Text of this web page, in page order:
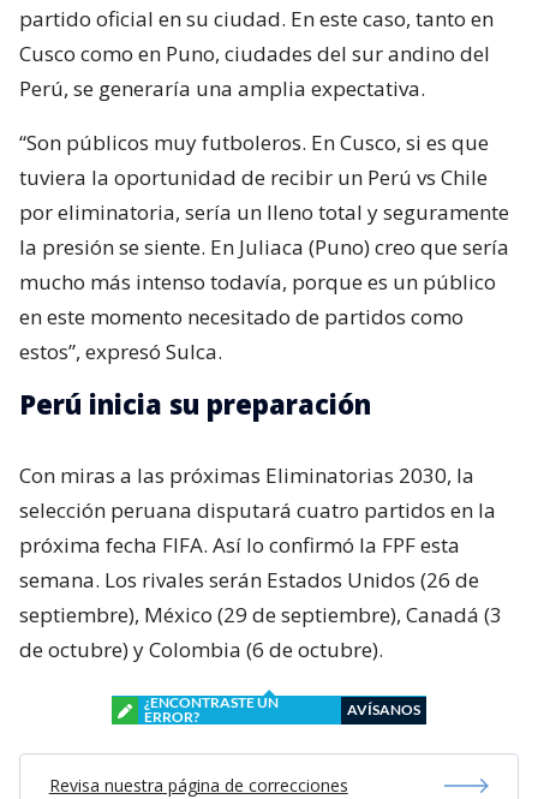
partido oficial en su ciudad. En este caso, tanto en
Cusco como en Puno, ciudades del sur andino del
Perú, se generaría una amplia expectativa.
“Son públicos muy futboleros. En Cusco, si es que
tuviera la oportunidad de recibir un Perú vs Chile
por eliminatoria, sería un lleno total y seguramente
la presión se siente. En Juliaca (Puno) creo que sería
mucho más intenso todavía, porque es un público
en este momento necesitado de partidos como
estos”, expresó Sulca.
Perú inicia su preparación
Con miras a las próximas Eliminatorias 2030, la
selección peruana disputará cuatro partidos en la
próxima fecha FIFA. Así lo confirmó la FPF esta
semana. Los rivales serán Estados Unidos (26 de
septiembre), México (29 de septiembre), Canadá (3
de octubre) y Colombia (6 de octubre).
¿ENCONTRASTE UN
ERROR?
AVÍSANOS
Revisa nuestra página de correcciones